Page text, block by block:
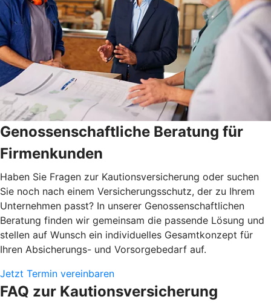
Genossenschaftliche Beratung für
Firmenkunden
Haben Sie Fragen zur Kautionsversicherung oder suchen
Sie noch nach einem Versicherungsschutz, der zu Ihrem
Unternehmen passt? In unserer Genossenschaftlichen
Beratung finden wir gemeinsam die passende Lösung und
stellen auf Wunsch ein individuelles Gesamtkonzept für
Ihren Absicherungs- und Vorsorgebedarf auf.
Jetzt Termin vereinbaren
FAQ zur Kautionsversicherung